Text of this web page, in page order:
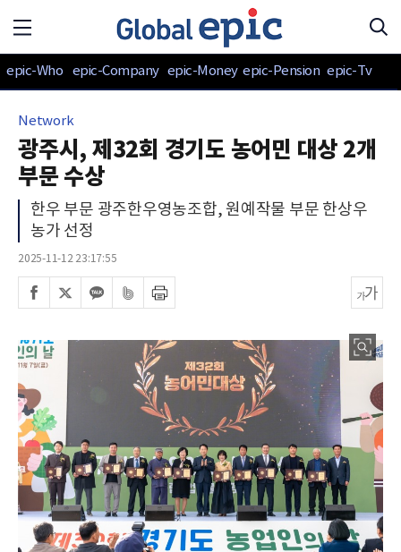
epic-Who epic-Company epic-Money epic-Pension epic-Tv
Network
광주시, 제32회 경기도 농어민 대상 2개
부문 수상
한우 부문 광주한우영농조합, 원예작물 부문 한상우
농가 선정
2025-11-12 23:17:55